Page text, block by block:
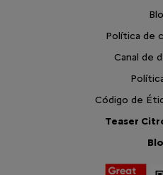
Política de
Canal de
Código de
Teaser